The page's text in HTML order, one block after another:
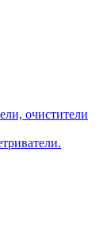
очистители